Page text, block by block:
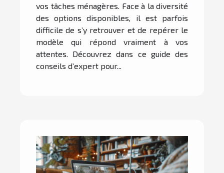
vos tâches ménagères. Face à la diversité
des options disponibles, il est parfois
difficile de s’y retrouver et de repérer le
modèle qui répond vraiment à vos
attentes. Découvrez dans ce guide des
conseils d’expert pour...